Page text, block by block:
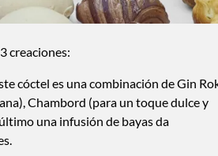
creaciones:
cóctel es una combinación de Gin
Chambord (para un toque dulce y
una infusión de bayas da